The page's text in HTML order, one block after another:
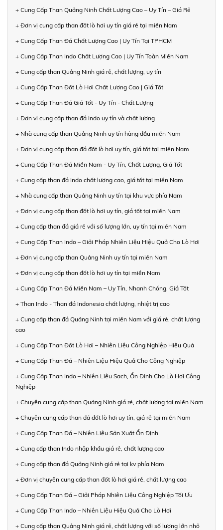
+ Cung Cấp Than Quảng Ninh Chất Lượng Cao – Uy Tín – Giá Rẻ
+ Đơn vị cung cấp than đốt lò hơi uy tín giá rẻ tại miền Nam
+ Cung Cấp Than Đá Chất Lượng Cao | Uy Tín Tại TPHCM
+ Cung Cấp Than Indo Chất Lượng Cao | Uy Tín Toàn Miền Nam
+ Cung cấp than Quảng Ninh giá rẻ, chất lượng, uy tín
+ Cung Cấp Than Đốt Lò Hơi Chất Lượng Cao | Giá Tốt
+ Cung Cấp Than Đá Giá Tốt - Uy Tín - Chất Lượng
+ Đơn vị cung cấp than đá Indo uy tín và chất lượng
+ Nhà cung cấp than Quảng Ninh uy tín hàng đầu miền Nam
+ Đơn vị cung cấp than đá đốt lò hơi uy tín, giá tốt tại miền Nam
+ Cung Cấp Than Đá Miền Nam - Uy Tín, Chất Lượng, Giá Tốt
+ Cung cấp than đá Indo chất lượng cao, giá tốt tại miền Nam
+ Nhà cung cấp than Quảng Ninh uy tín tại khu vực phía Nam
+ Đơn vị cung cấp than đốt lò hơi uy tín, giá tốt tại miền Nam
+ Cung cấp than đá giá rẻ với số lượng lớn, uy tín tại miền Nam
+ Cung Cấp Than Indo – Giải Pháp Nhiên Liệu Hiệu Quả Cho Lò Hơi
+ Đơn vị cung cấp than Quảng Ninh uy tín tại miền Nam
+ Đơn vị cung cấp than đốt lò hơi uy tín tại miền Nam
+ Cung Cấp Than Đá Miền Nam – Uy Tín, Nhanh Chóng, Giá Tốt
+ Than Indo - Than đá Indonesia chất lượng, nhiệt trị cao
+ Cung cấp than đá Quảng Ninh tại miền Nam với giá rẻ, chất lượng
cao
+ Cung Cấp Than Đốt Lò Hơi – Nhiên Liệu Công Nghiệp Hiệu Quả
+ Cung Cấp Than Đá – Nhiên Liệu Hiệu Quả Cho Công Nghiệp
+ Cung Cấp Than Indo – Nhiên Liệu Sạch, Ổn Định Cho Lò Hơi Công
Nghiệp
+ Chuyên cung cấp than Quảng Ninh giá rẻ, chất lượng tại miền Nam
+ Chuyên cung cấp than đá đốt lò hơi uy tín, giá rẻ tại miền Nam
+ Cung Cấp Than Đá – Nhiên Liệu Sản Xuất Ổn Định
+ Cung cấp than Indo nhập khẩu giá rẻ, chất lượng cao
+ Cung cấp than đá Quảng Ninh giá rẻ tại kv phía Nam
+ Đơn vị chuyên cung cấp than đốt lò hơi giá rẻ, chất lượng cao
+ Cung Cấp Than Đá – Giải Pháp Nhiên Liệu Công Nghiệp Tối Ưu
+ Cung Cấp Than Indo – Nhiên Liệu Hiệu Quả Cho Lò Hơi
+ Cung cấp than Quảng Ninh giá rẻ, chất lượng với số lượng lớn nhỏ